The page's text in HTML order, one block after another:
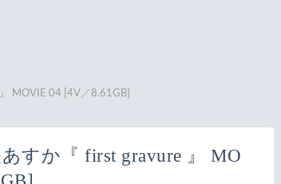
MOVIE 04 [4V／8.61GB]
すか『 first gravure 』 MO